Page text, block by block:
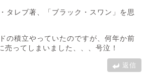
タレブ著、「ブラック・スワン」を思
の積立やっていたのですが、何年か前
売ってしまいました、、、号泣！
返信